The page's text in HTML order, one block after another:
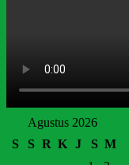
Agustus 2026
S
S R K J S M